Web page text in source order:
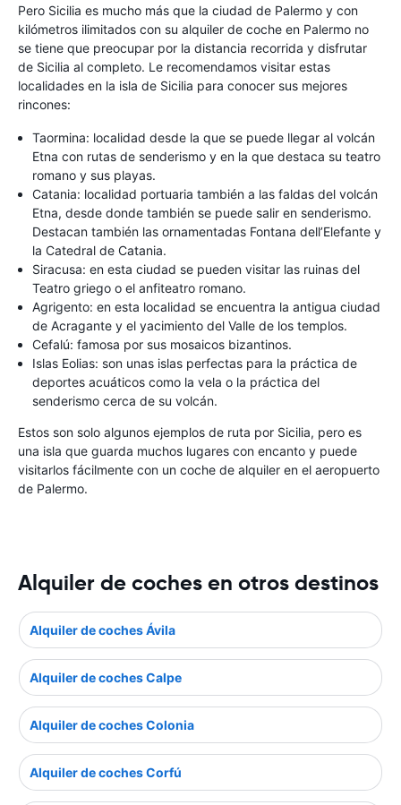
Pero Sicilia es mucho más que la ciudad de Palermo y con
kilómetros ilimitados con su alquiler de coche en Palermo no
se tiene que preocupar por la distancia recorrida y disfrutar
de Sicilia al completo. Le recomendamos visitar estas
localidades en la isla de Sicilia para conocer sus mejores
rincones:
Taormina: localidad desde la que se puede llegar al volcán
Etna con rutas de senderismo y en la que destaca su teatro
romano y sus playas.
Catania: localidad portuaria también a las faldas del volcán
Etna, desde donde también se puede salir en senderismo.
Destacan también las ornamentadas Fontana dell’Elefante y
la Catedral de Catania.
Siracusa: en esta ciudad se pueden visitar las ruinas del
Teatro griego o el anfiteatro romano.
Agrigento: en esta localidad se encuentra la antigua ciudad
de Acragante y el yacimiento del Valle de los templos.
Cefalú: famosa por sus mosaicos bizantinos.
Islas Eolias: son unas islas perfectas para la práctica de
deportes acuáticos como la vela o la práctica del
senderismo cerca de su volcán.
Estos son solo algunos ejemplos de ruta por Sicilia, pero es
una isla que guarda muchos lugares con encanto y puede
visitarlos fácilmente con un coche de alquiler en el aeropuerto
de Palermo.
Alquiler de coches en otros destinos
Alquiler de coches Ávila
Alquiler de coches Calpe
Alquiler de coches Colonia
Alquiler de coches Corfú